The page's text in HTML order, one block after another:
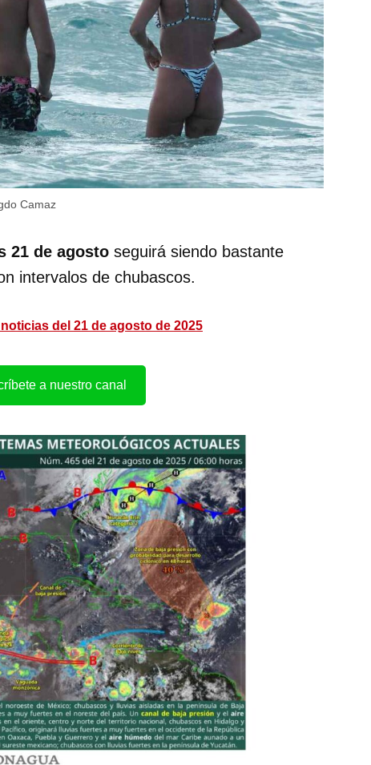
Camaz
21 de agosto seguirá siendo bastante
intervalos de chubascos.
del 21 de agosto de 2025
a nuestro canal